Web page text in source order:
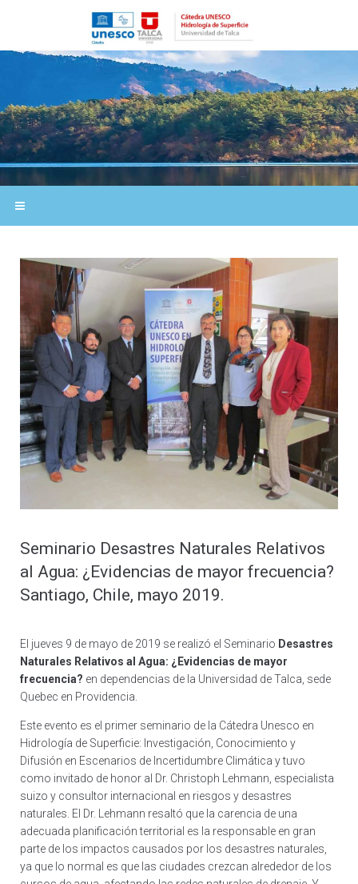
Seminario Desastres Naturales Relativos
al Agua: ¿Evidencias de mayor frecuencia?
Santiago, Chile, mayo 2019.
El jueves 9 de mayo de 2019 se realizó el Seminario Desastres
Naturales Relativos al Agua: ¿Evidencias de mayor
frecuencia? en dependencias de la Universidad de Talca, sede
Quebec en Providencia.
Este evento es el primer seminario de la Cátedra Unesco en
Hidrología de Superficie: Investigación, Conocimiento y
Difusión en Escenarios de Incertidumbre Climática y tuvo
como invitado de honor al Dr. Christoph Lehmann, especialista
suizo y consultor internacional en riesgos y desastres
naturales. El Dr. Lehmann resaltó que la carencia de una
adecuada planificación territorial es la responsable en gran
parte de los impactos causados por los desastres naturales,
ya que lo normal es que las ciudades crezcan alrededor de los